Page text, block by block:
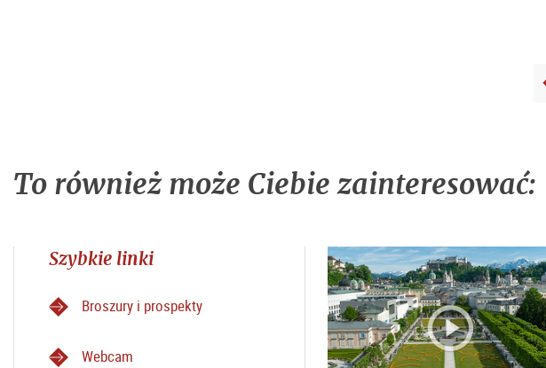
To również może Ciebie zainteresować:
Szybkie linki
Broszury i prospekty
Webcam